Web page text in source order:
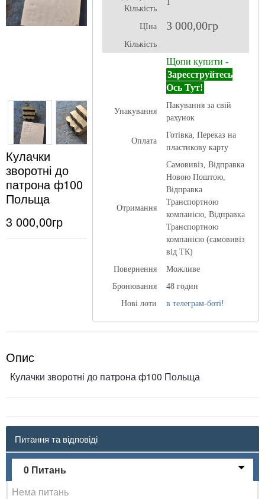
Кулачки
зворотні до
патрона ф100
Польща
3 000,00гр
Кількість
1
ЦІна 3 000,00гр
Кількість
Щопи купити -
Зареєструйтесь
Ось Тут!
Упакування
Пакування за свій
рахунок
Оплата
Готівка, Переказ на
пластикову карту
Отримання
Самовивіз, Відправка
Новою Поштою,
Відправка
Транспортною
компанією, Відправка
Транспортною
компанією (самовивіз
від ТК)
Повернення
Можливе
Бронювання
48 годин
Нові лоти
в телеграм-боті!
Опис
Кулачки зворотні до патрона ф100 Польща
Питання та відповіді
0 Питань
Нема питань